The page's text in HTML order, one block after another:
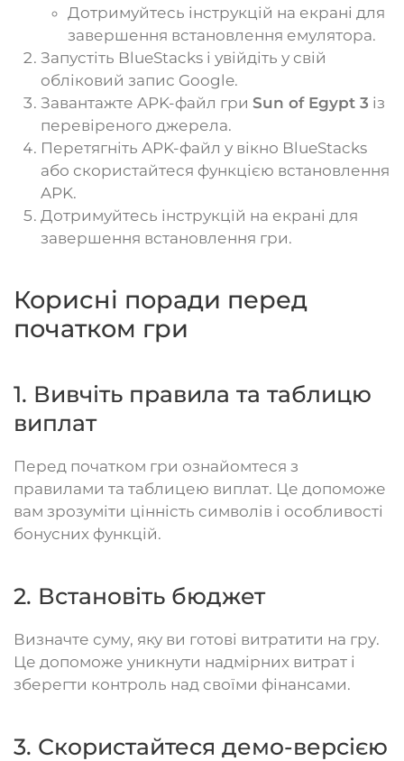
Дотримуйтесь інструкцій на екрані для
завершення встановлення емулятора.
Запустіть BlueStacks і увійдіть у свій
обліковий запис Google.
Завантажте APK-файл гри Sun of Egypt 3 із
перевіреного джерела.
Перетягніть APK-файл у вікно BlueStacks
або скористайтеся функцією встановлення
APK.
Дотримуйтесь інструкцій на екрані для
завершення встановлення гри.
Корисні поради перед
початком гри
1. Вивчіть правила та таблицю
виплат
Перед початком гри ознайомтеся з
правилами та таблицею виплат. Це допоможе
вам зрозуміти цінність символів і особливості
бонусних функцій.
2. Встановіть бюджет
Визначте суму, яку ви готові витратити на гру.
Це допоможе уникнути надмірних витрат і
зберегти контроль над своїми фінансами.
3. Скористайтеся демо-версією